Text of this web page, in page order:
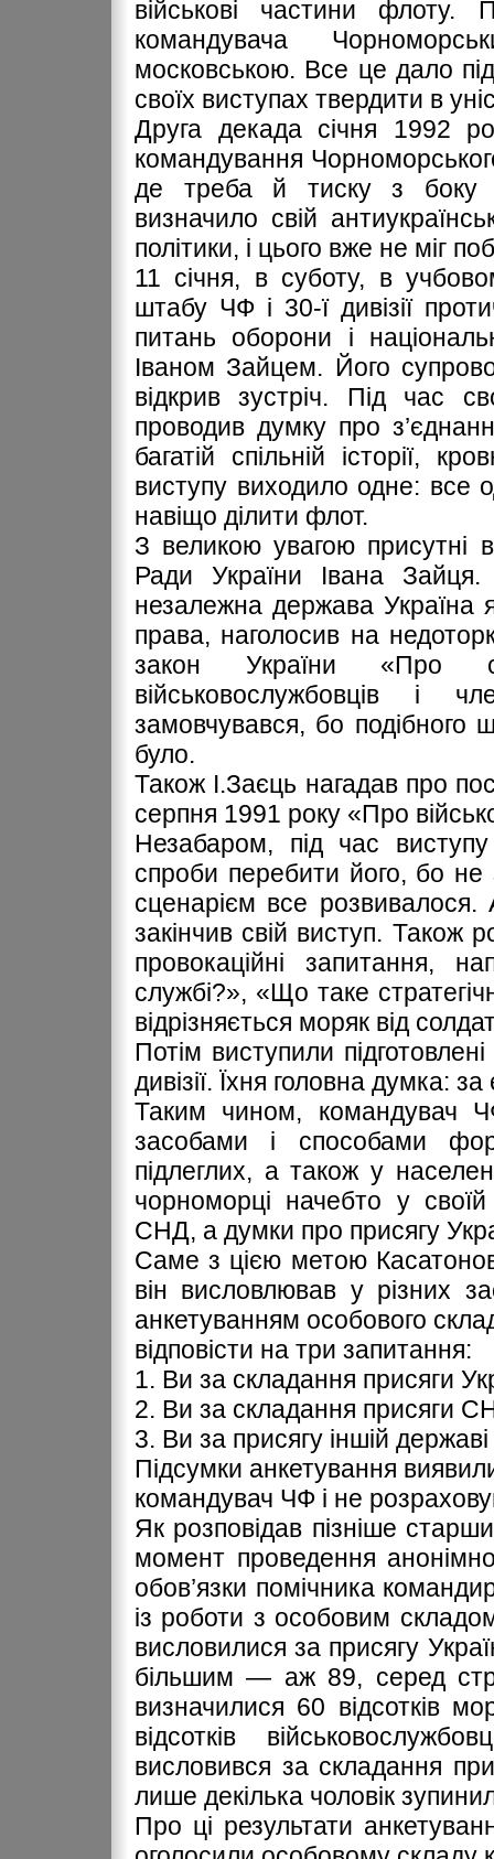
військові частини флоту.
командувача
московською. Все це дало
своїх виступах твердити в
Друга декада січня 1992
командування
де треба й тиску з боку
визначило свій
політики, і цього вже не міг
11 січня, в суботу, в
штабу ЧФ і 30-ї дивізії
питань оборони і
Іваном Зайцем. Його
відкрив зустріч. Під час
проводив думку про
багатій спільній історії,
виступу виходило одне: все
навіщо ділити флот.
З великою увагою присутні
Ради України Івана
незалежна держава Україна
права, наголосив на
закон України «Про
військовослужбовців і
замовчувався, бо подібного
було.
Також І.Заєць нагадав про
серпня 1991 року «Про
Незабаром, під час
спроби перебити його, бо не
сценарієм все розвивалося.
закінчив свій виступ. Також
провокаційні запитання,
службі?», «Що таке
відрізняється моряк від
Потім виступили
дивізії. Їхня головна думка:
Таким чином, командувач
засобами і способами
підлеглих, а також у
чорноморці начебто у
СНД, а думки про присягу
Саме з цією метою Касатонов
він висловлював у різних
анкетуванням особового
відповісти на три запитання:
1. Ви за складання присяги
2. Ви за складання присяги
3. Ви за присягу іншій
Підсумки анкетування
командувач ЧФ і не
Як розповідав пізніше
момент проведення
обов’язки помічника
із роботи з особовим
висловилися за присягу
більшим — аж 89, серед
визначилися 60 відсотків
відсотків
висловився за складання
лише декілька чоловік
Про ці результати